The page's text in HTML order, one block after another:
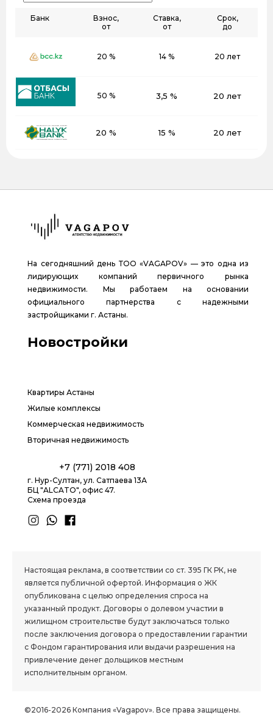
Банк
Взнос,
от
Ставка,
от
Срок,
до
20 % 14 % 20 лет
50 % 3,5 % 20 лет
20 % 15 % 20 лет
На сегодняшний день ТОО «VAGAPOV» — это одна из
лидирующих компаний первичного рынка
недвижимости. Мы работаем на основании
официального партнерства с надежными
застройщиками г. Астаны.
Новостройки
Квартиры Астаны
Жилые комплексы
Коммерческая недвижимость
Вторичная недвижимость
+7 (771) 2018 408
г. Нур-Султан, ул. Сатпаева 13А
БЦ "ALCATO", офис 47.
Схема проезда
Настоящая реклама, в соответствии со ст. 395 ГК РК, не
является публичной офертой. Информация о ЖК
опубликована с целью определения спроса на
указанный продукт. Договоры о долевом участии в
жилищном строительстве будут заключаться только
после заключения договора о предоставлении гарантии
с Фондом гарантирования или выдачи разрешения на
привлечение денег дольщиков местным
исполнительным органом.
©2016-2026 Компания «Vagapov». Все права защищены.